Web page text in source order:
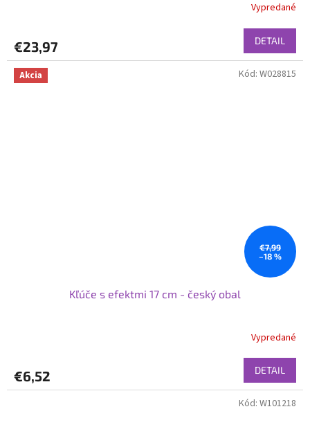
Vypredané
€23,97 DETAIL
Akcia
€7,99
–18 %
Kľúče s efektmi 17 cm - český obal
Vypredané
€6,52 DETAIL
Kód: W028815
Kód: W101218